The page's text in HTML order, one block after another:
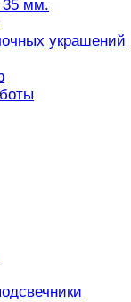
35 мм.
украшений